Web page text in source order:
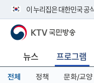
이 누리집은 대한민국 공
공식 누리집 주소 확인하기
니다.
이밖에 or.kr 또는 .kr등 다
서 도메인 주소를 확인해 보
KTV 국민방송
뉴스 프로그램
전체 정책 문화/교양